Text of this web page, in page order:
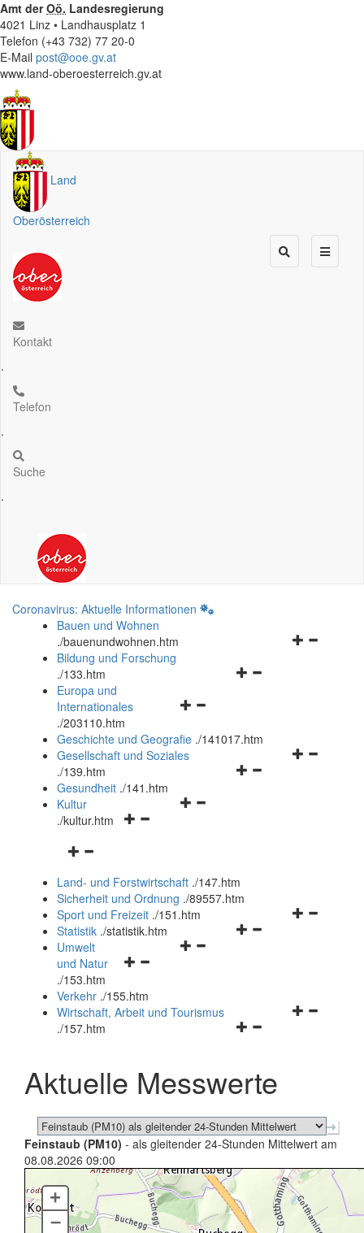
Amt derOö. Landesregierung
4021 Linz • Landhausplatz 1
Telefon (+43 732) 77 20-0
E-Mail post@ooe.gv.at
www.land-oberoesterreich.gv.at
Land
Oberösterreich
Kontakt
.
Telefon
.
Suche
.
Coronavirus: Aktuelle Informationen
Bauen und Wohnen
./bauenundwohnen.htm
Navigationsmenü
Bildung und Forschung
./133.htm
Navigationsmenü
und
schließen
Europa und
Internationales
./203110.htm
Geschichte und Geografie ./141017.htm
Navigationsmenü
Gesellschaft und Soziales
./139.htm
Navigationsmenü
Gesundheit ./141.htm
Navigationsmenü
Kultur
./kultur.htm
Navigationsmenü
und
schließen
Land- und Forstwirtschaft ./147.htm
Sicherheit und Ordnung ./89557.htm
Navigationsmenü
Sport und Freizeit ./151.htm
Navigationsmenü
Statistik ./statistik.htm
Navigationsmenü
und
schließen
Umwelt
und Natur
./153.htm
Verkehr ./155.htm
Navigationsmenü
schließen
Wirtschaft, Arbeit und Tourismus
./157.htm
Aktuelle Messwerte
Feinstaub (PM10) - als gleitender 24-Stunden Mittelwert am
08.08.2026 09:00
+
–